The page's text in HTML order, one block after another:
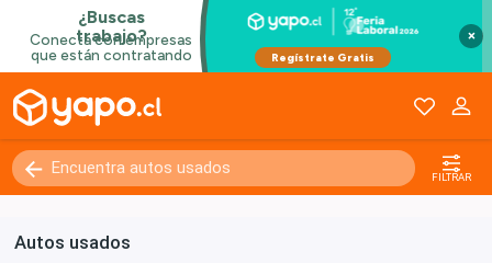
×
FILTRAR
Autos usados